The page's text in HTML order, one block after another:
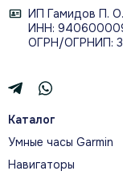
О МОДЕЛИ
ЛУЧШЕ
ОРГАНИЗМ
ИП Гамидов П.
ИНН:
ОГРН/ОГРНИП:
Каталог
Умные часы Garmin
Навигаторы